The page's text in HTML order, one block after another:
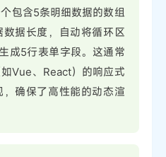
包含5条明细数据的数组
据长度，自动将循环区
成5行表单字段。这通常
Vue、React）的响应式
确保了高性能的动态渲